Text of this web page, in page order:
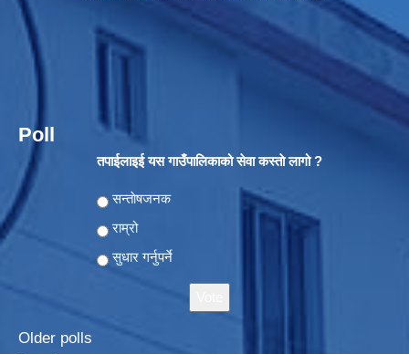
Poll
तपाईलाइई यस गाउँपालिकाको सेवा कस्ताे लागो ?
Choices
सन्ताेषजनक
राम्रो
सुधार गर्नुपर्ने
Older polls